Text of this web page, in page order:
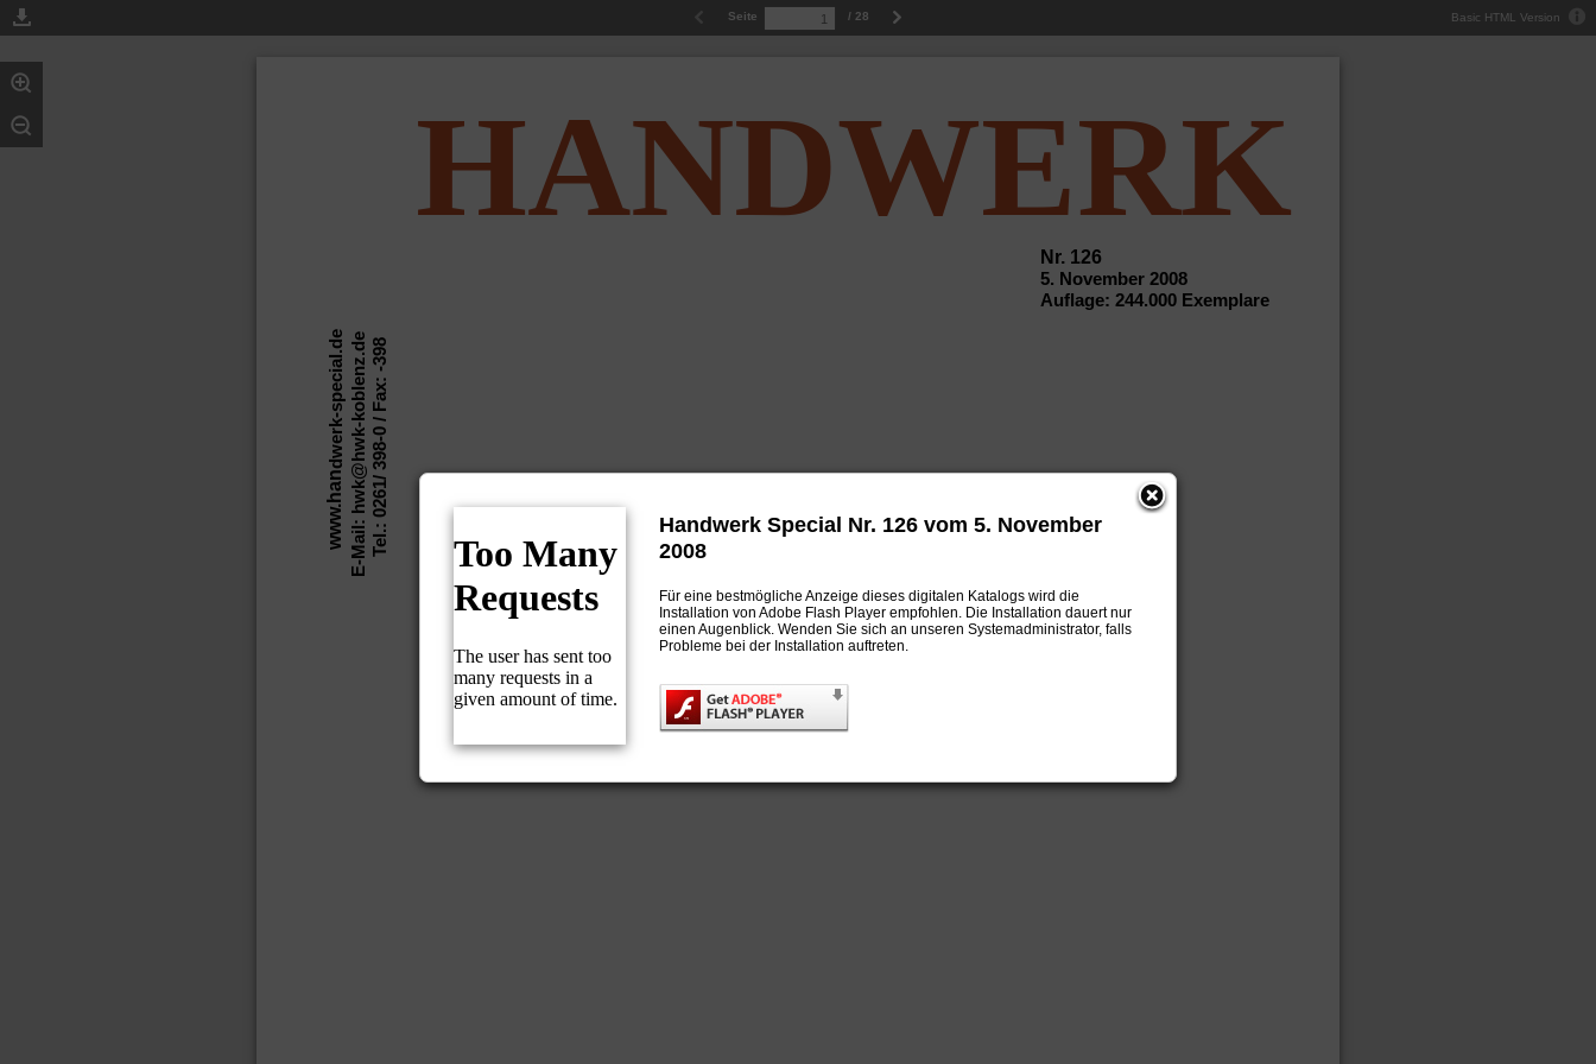
Basic HTML Version
Seite / 28
HANDWERK
Nr. 126
5. November 2008
Auflage: 244.000 Exemplare
www.han
dwerk-special.deE-Mail: hwk@hwk-koblenz.deTel.: 0261/ 398-0 / Fax: -398
Handwerk Special Nr. 126 vom 5. November
2008
Für eine bestmögliche Anzeige dieses digitalen Katalogs wird die
Installation von Adobe Flash Player empfohlen. Die Installation dauert nur
einen Augenblick. Wenden Sie sich an unseren Systemadministrator, falls
Probleme bei der Installation auftreten.